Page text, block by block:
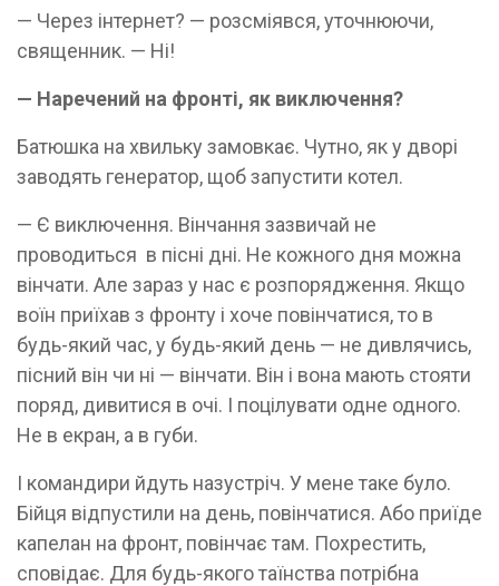
— Через інтернет? — розсміявся, уточнюючи,
священник. — Ні!
— Наречений на фронті, як виключення?
Батюшка на хвильку замовкає. Чутно, як у дворі
заводять генератор, щоб запустити котел.
— Є виключення. Вінчання зазвичай не
проводиться в пісні дні. Не кожного дня можна
вінчати. Але зараз у нас є розпорядження. Якщо
воїн приїхав з фронту і хоче повінчатися, то в
будь-який час, у будь-який день — не дивлячись,
пісний він чи ні — вінчати. Він і вона мають стояти
поряд, дивитися в очі. І поцілувати одне одного.
Не в екран, а в губи.
І командири йдуть назустріч. У мене таке було.
Бійця відпустили на день, повінчатися. Або приїде
капелан на фронт, повінчає там. Похрестить,
сповідає. Для будь-якого таїнства потрібна